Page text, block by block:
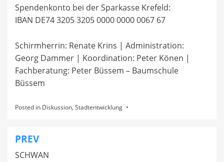
Spendenkonto bei der Sparkasse Krefeld:
IBAN DE74 3205 3205 0000 0000 0067 67
Schirmherrin: Renate Krins | Administration:
Georg Dammer | Koordination: Peter Könen |
Fachberatung: Peter Büssem – Baumschule
Büssem
Posted in Diskussion, Stadtentwicklung
Beitragsnavigation
PREV
SCHWAN